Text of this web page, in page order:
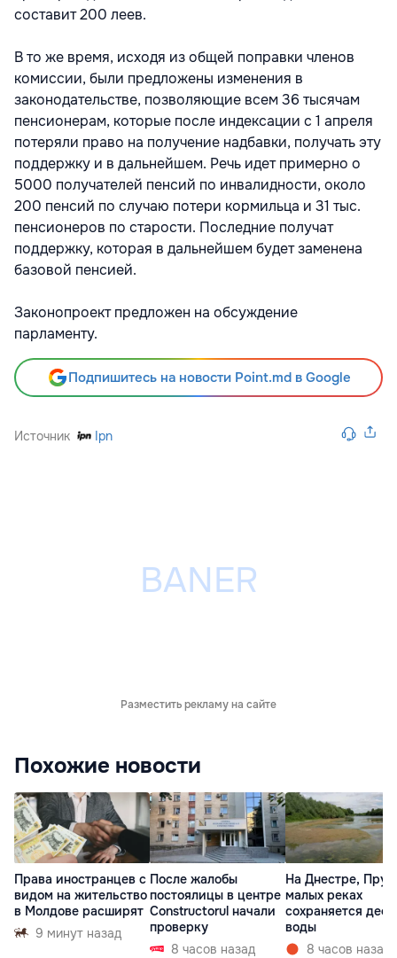
составит 200 леев.
В то же время, исходя из общей поправки членов
комиссии, были предложены изменения в
законодательстве, позволяющие всем 36 тысячам
пенсионерам, которые после индексации с 1 апреля
потеряли право на получение надбавки, получать эту
поддержку и в дальнейшем. Речь идет примерно о
5000 получателей пенсий по инвалидности, около
200 пенсий по случаю потери кормильца и 31 тыс.
пенсионеров по старости. Последние получат
поддержку, которая в дальнейшем будет заменена
базовой пенсией.
Законопроект предложен на обсуждение
парламенту.
Подпишитесь на новости Point.md в Google
Источник Ipn
Разместить рекламу на сайте
Похожие новости
Права иностранцев с
видом на жительство
в Молдове расширят
9 минут назад
После жалобы
постоялицы в центре
Constructorul начали
проверку
8 часов назад
На Днестре,
малых реках
сохраняется
воды
8 часов назад